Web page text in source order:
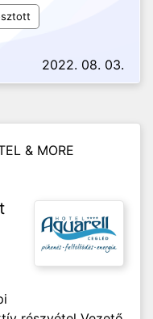
2022. 08. 03.
& MORE